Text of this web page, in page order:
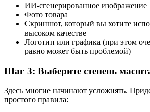
ИИ-сгенерированное изображение
Фото товара
Скриншот, который вы хотите
высоком качестве
Логотип или графика (при этом
равно может быть проблемой)
Шаг 3: Выберите степень
Здесь многие начинают усложнять.
простого правила: